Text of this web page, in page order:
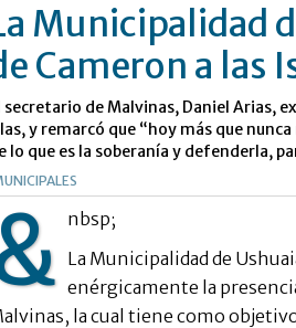
Municipalidad
Cameron a las
secretario de Malvinas, Daniel Arias,
y remarcó que “hoy más que
lo que es la soberanía y defenderla,
nbsp;
La Municipalidad de
enérgicamente la
la cual tiene como